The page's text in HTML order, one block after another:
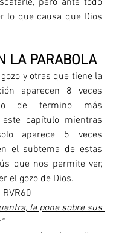
lo que causa que Dios
LA PARABOLA
aparecen 8 veces
de termino más
capítulo mientras
aparece 5 veces
el subtema de estas
que nos permite ver,
el gozo de Dios.
RVR60
la pone sobre sus